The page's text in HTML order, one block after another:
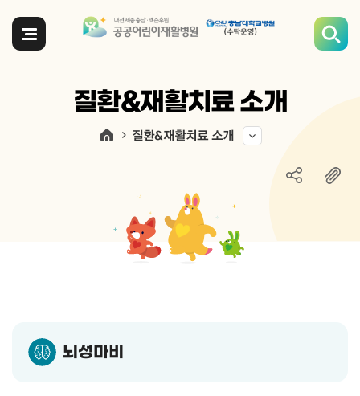
전체메뉴
질환&재활치료 소개
질환&재활치료 소개
뇌성마비